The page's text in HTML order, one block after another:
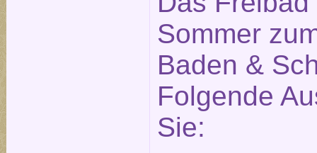
Sommer
Baden &
Folgende
Sie: